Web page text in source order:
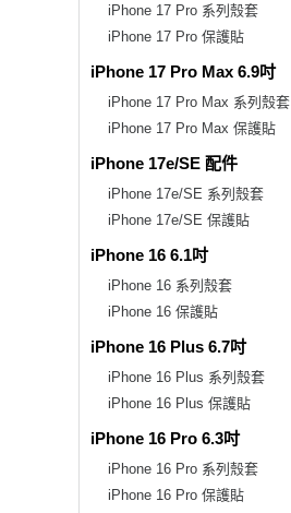
iPhone 17 Pro 系列殼套
iPhone 17 Pro 保護貼
iPhone 17 Pro Max 6.9吋
iPhone 17 Pro Max 系列殼套
iPhone 17 Pro Max 保護貼
iPhone 17e/SE 配件
iPhone 17e/SE 系列殼套
iPhone 17e/SE 保護貼
iPhone 16 6.1吋
iPhone 16 系列殼套
iPhone 16 保護貼
iPhone 16 Plus 6.7吋
iPhone 16 Plus 系列殼套
iPhone 16 Plus 保護貼
iPhone 16 Pro 6.3吋
iPhone 16 Pro 系列殼套
iPhone 16 Pro 保護貼